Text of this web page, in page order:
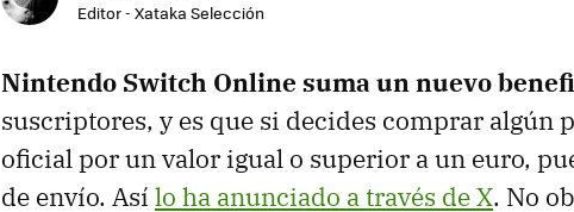
Editor - Xataka Selección
Nintendo Switch Online suma un nuevo
suscriptores, y es que si decides comprar algún
oficial por un valor igual o superior a un euro,
de envío. Así lo ha anunciado a través de X. No